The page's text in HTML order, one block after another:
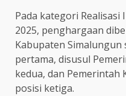
Pada kategori
2025, penghargaan
Kabupaten
pertama, disusul
kedua, dan Pemerintah
posisi ketiga.